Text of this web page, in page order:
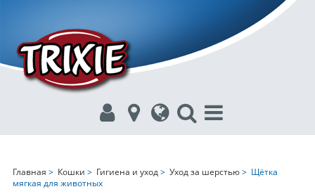
Главная > Кошки > Гигиена и уход> Уход за шерстью> Щётка
мягкая для животных